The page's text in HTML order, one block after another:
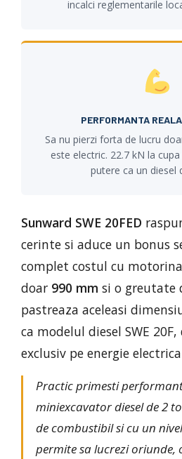
incalci reglementarile
PERFORMANTA
Sa nu pierzi forta de lucru
este electric. 22.7 kN la
putere ca un diesel
Sunward SWE 20FED
cerinte si aduce un bonus
complet costul cu
doar 990 mm si o greutate
pastreaza aceleasi
ca modelul diesel SWE
exclusiv pe energie
Practic primesti
miniexcavator diesel de 2
de combustibilsi cu un
permite sa lucrezi oriunde,